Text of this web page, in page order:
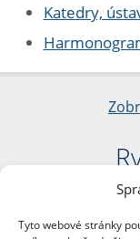
Tyto webové stránky
Katedry,